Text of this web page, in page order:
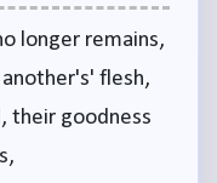
longer remains,
flesh,
their goodness